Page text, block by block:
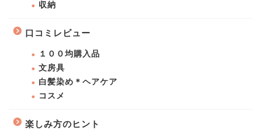
収納
口コミレビュー
１００均購入品
文房具
白髪染め＊ヘアケア
コスメ
楽しみ方のヒント